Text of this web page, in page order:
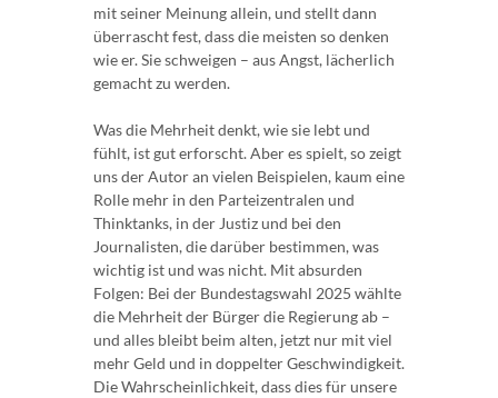
mit seiner Meinung allein, und stellt dann
überrascht fest, dass die meisten so denken
wie er. Sie schweigen – aus Angst, lächerlich
gemacht zu werden.
Was die Mehrheit denkt, wie sie lebt und
fühlt, ist gut erforscht. Aber es spielt, so zeigt
uns der Autor an vielen Beispielen, kaum eine
Rolle mehr in den Parteizentralen und
Thinktanks, in der Justiz und bei den
Journalisten, die darüber bestimmen, was
wichtig ist und was nicht. Mit absurden
Folgen: Bei der Bundestagswahl 2025 wählte
die Mehrheit der Bürger die Regierung ab –
und alles bleibt beim alten, jetzt nur mit viel
mehr Geld und in doppelter Geschwindigkeit.
Die Wahrscheinlichkeit, dass dies für unsere